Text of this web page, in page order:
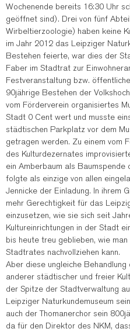
Wochenende bereits 16:30 Uhr
geöffnet sind). Drei von fünf
Wirbeltierzoologie) haben keine
im Jahr 2012 das Leipziger
Bestehen feierte, war dies der
Faber im Stadtrat zur
Festveranstaltung bzw.
90jährige Bestehen der
vom Förderverein organisiertes
Stadt 0 Cent wert und musste
städtischen Parkplatz vor dem
getragen werden. Zu einem vom
des Kulturdezernates
ein Amberbaum als Baumspende
folgte als einzige von allen
Jennicke der Einladung. In ihrem
mehr Gerechtigkeit für das
einzusetzen, wie sie sich seit
Kultureinrichtungen in der Stadt
bis heute treu geblieben, wie
Stadtrates nachvollziehen kann.
Aber diese ungleiche Behandlung
anderer städtischer und freier
der Spitze der Stadtverwaltung
Leipziger Naturkundemuseum
auch der Thomanerchor sein
da für den Direktor des NKM,